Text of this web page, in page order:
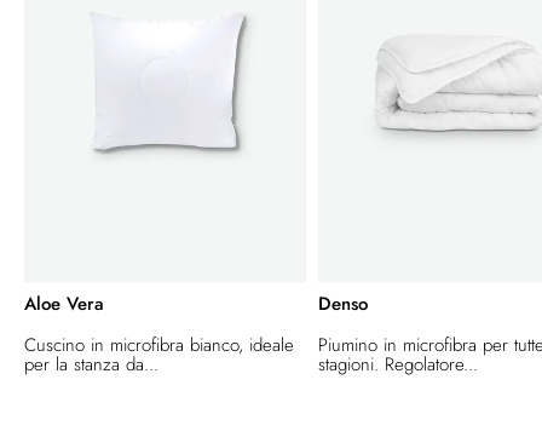
Aloe Vera
Cuscino in microfibra bianco, ideale
per la stanza da...
Denso
Piumino in microfibra per
stagioni. Regolatore...